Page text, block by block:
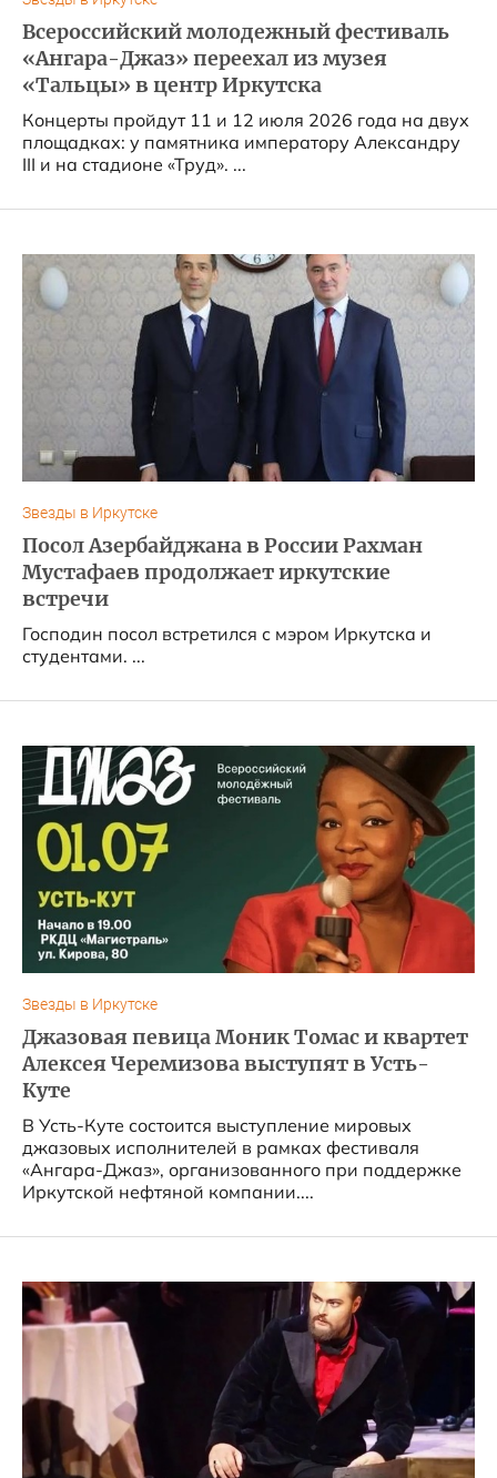
Всероссийский молодежный фестиваль
«Ангара-Джаз» переехал из музея
«Тальцы» в центр Иркутска
Концерты пройдут 11 и 12 июля 2026 года на двух
площадках: у памятника императору Александру
III и на стадионе «Труд». ...
Звезды в Иркутске
Посол Азербайджана в России Рахман
Мустафаев продолжает иркутские
встречи
Господин посол встретился с мэром Иркутска и
студентами. ...
Звезды в Иркутске
Джазовая певица Моник Томас и квартет
Алексея Черемизова выступят в Усть-
Куте
В Усть-Куте состоится выступление мировых
джазовых исполнителей в рамках фестиваля
«Ангара-Джаз», организованного при поддержке
Иркутской нефтяной компании....